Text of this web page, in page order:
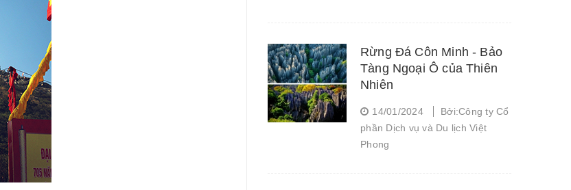
Rừng Đá Côn Minh - Bảo
Tàng Ngoại Ô của Thiên
Nhiên
14/01/2024
Bởi:Công ty Cổ
phần Dịch vụ và Du lịch Việt
Phong